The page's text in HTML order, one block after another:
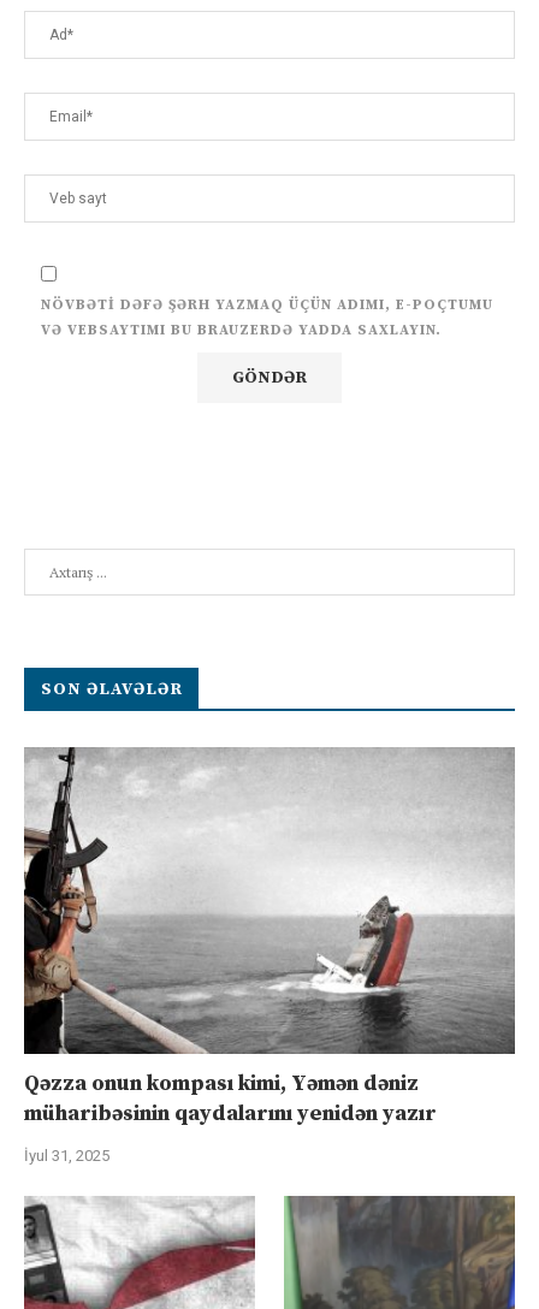
NÖVBƏTI DƏFƏ ŞƏRH YAZMAQ ÜÇÜN ADIMI, E-POÇTUMU
VƏ VEBSAYTIMI BU BRAUZERDƏ YADDA SAXLAYIN.
SON ƏLAVƏLƏR
Qəzza onun kompası kimi, Yəmən dəniz
müharibəsinin qaydalarını yenidən yazır
İyul 31, 2025